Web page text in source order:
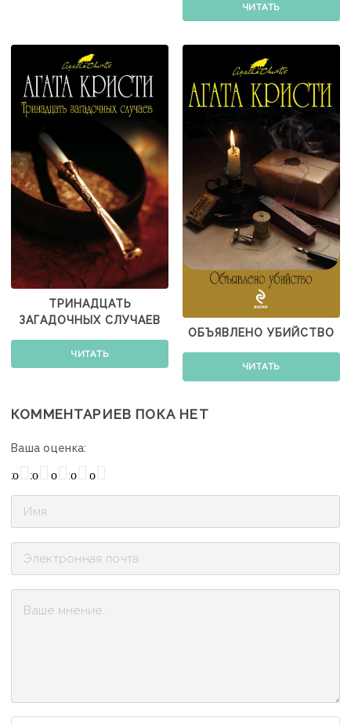
ЧИТАТЬ
ТРИНАДЦАТЬ
ЗАГАДОЧНЫХ СЛУЧАЕВ
ЧИТАТЬ
ОБЪЯВЛЕНО УБИЙСТВО
ЧИТАТЬ
КОММЕНТАРИЕВ ПОКА НЕТ
Ваша оценка:
Отлично
Хорошо
Плохо